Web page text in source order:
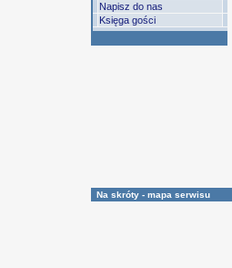
Napisz do nas
Księga gości
Na skróty - mapa serwisu